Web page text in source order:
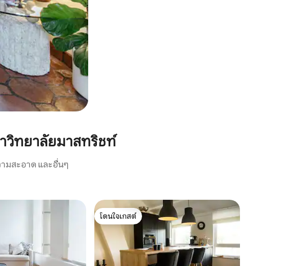
ทยาลัยมาสทริชท์
มสะอาด และอื่นๆ
โดนใจเกสต์
โดนใจเกสต์